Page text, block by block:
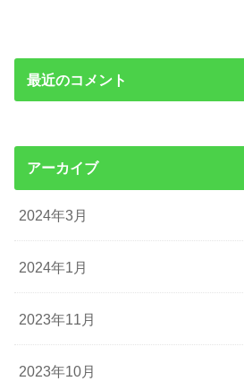
最近のコメント
アーカイブ
2024年3月
2024年1月
2023年11月
2023年10月